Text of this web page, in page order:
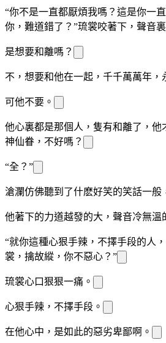
“你不是一直都厭煩我嗎？這是你一
你，難道錯了？”琉裳咬著下 ，聲音裏
是想要和離嗎？
不， 想要和他在一起，千千萬萬年，
可他不要。
他心裏都是那個 人，隻有和離了，他
神仙眷 ，不好嗎？
“全？”
滄瀾仿佛聽到了什麽好笑的笑話一般
他著下的力道越發的大，聲音冷無溫
“就你這種心狠手辣，不擇手段的人
裳， 擒故縱，你不惡心？”
琉裳心口狠狠一痛。
心狠手辣，不擇手段。
在他心中，是如此的惡劣卑鄙啊。